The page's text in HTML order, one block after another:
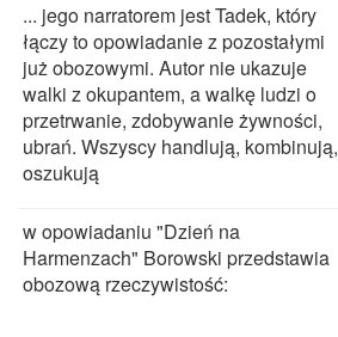
... jego narratorem jest Tadek, który
łączy to opowiadanie z pozostałymi
już obozowymi. Autor nie ukazuje
walki z okupantem, a walkę ludzi o
przetrwanie, zdobywanie żywności,
ubrań. Wszyscy handlują, kombinują,
oszukują
w opowiadaniu "Dzień na
Harmenzach" Borowski przedstawia
obozową rzeczywistość: